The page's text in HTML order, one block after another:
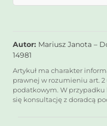
Autor: Mariusz Janota –
14981
Artykuł ma charakter
prawnej w rozumieniu art.
podatkowym. W
się konsultację z doradcą